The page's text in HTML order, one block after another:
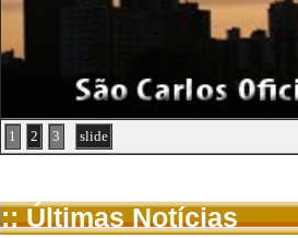
1 2 3 slide
:: Últimas Notícias